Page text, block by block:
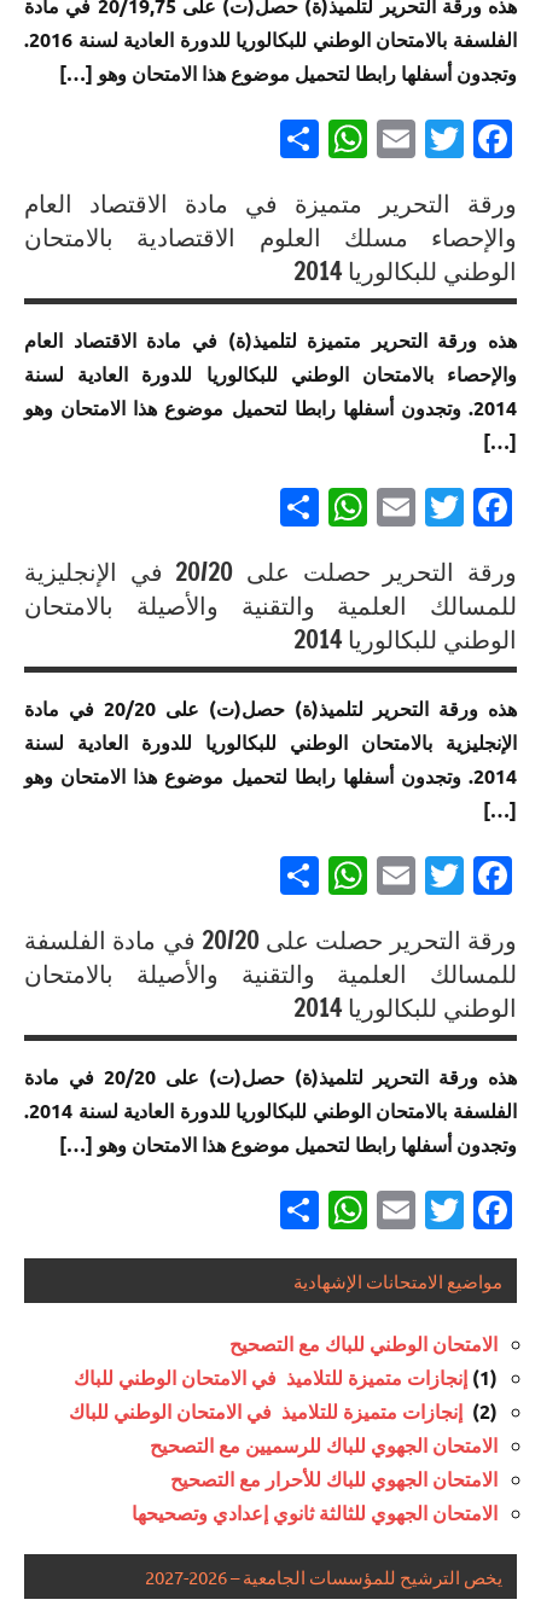
الرياضية
ب خيار
لغة
فرنسية
إنجازات
متميزة
في
الامتحان
الموحد
الوطني
للبكالوريا
مسلك
الزراعية
متميزة
في
الامتحان
الموحد
الوطني
للبكالوريا
مسلك
العلوم
الشرعية
إنجازات
متميزة
الامتحان
الموحد
للبكالوريا
مسلك
العلوم
الفيزيائية
إنجازات
متميزة
في
الموحد
الوطني
للبكالوريا
مسلك
الفيزيائية
خيار لغة
فرنسية
إنجازات
متميزة في
الامتحان
للبكالوريا
الوطني
للبكالوريا
مسلك
الرياضية
ب
إنجازات
متميزة
الامتحان
الوطني
للبكالوريا
مسلك
العلوم
ب خيار
لغة
إنجازات
متميزة
في
الموحد
الوطني
للبكالوريا
مسلك
الزراعية
متميزة
الامتحان
الموحد
للبكالوريا
مسلك
العلوم
إنجازات
في
الامتحان
الوطني
للبكالوريا
مسلك
العلوم
الفيزيائية
إنجازات
في
الامتحان
التدبير
المحاسباتي
مسلك
العلوم
الاقتصادية
متميزة في
الموحد
الوطني
للبكالوريا
مسلك
التدبير
المحاسباتي
الموحد
الوطني
للبكالوريا
المسالك
متميزة
في
الامتحان
الموحد
للبكالوريا
مسلك
العلوم
الاقتصادية
متميزة
الامتحان
الموحد
الوطني
للبكالوريا
العلوم
الرياضية
أ
إنجازات
في
الامتحان
الموحد
الوطني
للبكالوريا
مسلك
العلوم
الرياضية
ب
إنجازات
في
الامتحان
الموحد
الوطني
مسلك
العلوم
الزراعية
إنجازات
متميزة
في
الموحد
الوطني
هذه ورقة التحرير لتلميذ(ة) حصل(ت) على 20/19,75 في مادة
الفلسفة بالامتحان الوطني للبكالوريا للدورة العادية لسنة 2016.
وتجدون أسفلها رابطا لتحميل موضوع هذا الامتحان وهو […]
Facebook
Twitter
Email
WhatsApp
إنجازات
متميزة
في
الموحد
الوطني
للبكالوريا
لجميع
إنجازات
في
الامتحان
الموحد
الوطني
مسلك
العلوم
الاقتصادية
إنجازات
في
الامتحان
الموحد
الوطني
للبكالوريا
مسلك
العلوم
الرياضية
أ
إنجازات
في
الامتحان
الموحد
الوطني
مسلك
العلوم
الرياضية
ب
إنجازات
متميزة
الامتحان
الموحد
ورقة التحرير متميزة في مادة الاقتصاد العام
والإحصاء مسلك العلوم الاقتصادية بالامتحان
الوطني للبكالوريا 2014
هذه ورقة التحرير متميزة لتلميذ(ة) في مادة الاقتصاد العام
والإحصاء بالامتحان الوطني للبكالوريا للدورة العادية لسنة
2014. وتجدون أسفلها رابطا لتحميل موضوع هذا الامتحان وهو
[…]
Facebook
Twitter
Email
WhatsApp
إنجازات
متميزة
في
الموحد
الوطني
للبكالوريا
لجميع
إنجازات
في
الامتحان
الموحد
الوطني
مسلك
العلوم
الاقتصادية
ورقة التحرير حصلت على 20/20 في الإنجليزية
للمسالك العلمية والتقنية والأصيلة بالامتحان
الوطني للبكالوريا 2014
هذه ورقة التحرير لتلميذ(ة) حصل(ت) على 20/20 في مادة
الإنجليزية بالامتحان الوطني للبكالوريا للدورة العادية لسنة
2014. وتجدون أسفلها رابطا لتحميل موضوع هذا الامتحان وهو
[…]
Facebook
Twitter
Email
WhatsApp
إنجازات
متميزة
في
الموحد
الوطني
للبكالوريا
المسالك
متميزة
في
الموحد
الوطني
للبكالوريا
مسلك
العلوم
الاقتصادية
إنجازات
متميزة
ورقة التحرير حصلت على 20/20 في مادة الفلسفة
للمسالك العلمية والتقنية والأصيلة بالامتحان
الوطني للبكالوريا 2014
هذه ورقة التحرير لتلميذ(ة) حصل(ت) على 20/20 في مادة
الفلسفة بالامتحان الوطني للبكالوريا للدورة العادية لسنة 2014.
وتجدون أسفلها رابطا لتحميل موضوع هذا الامتحان وهو […]
Facebook
Twitter
Email
WhatsApp
إنجازات
في
الامتحان
الموحد
الوطني
للبكالوريا
لجميع
إنجازات
مواضيع الامتحانات الإشهادية
الامتحان الوطني للباك مع التصحيح
(1)
إنجازات متميزة للتلاميذ في الامتحان الوطني للباك
(2)
إنجازات متميزة للتلاميذ في الامتحان الوطني للباك
الامتحان الجهوي للباك للرسميين مع التصحيح
الامتحان الجهوي للباك للأحرار مع التصحيح
الامتحان الجهوي للثالثة ثانوي إعدادي وتصحيحها
يخص الترشيح للمؤسسات الجامعية – 2026-2027